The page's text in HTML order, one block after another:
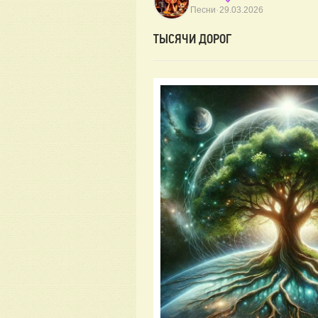
Песни ·29.03.2026
ТЫСЯЧИ ДОРОГ